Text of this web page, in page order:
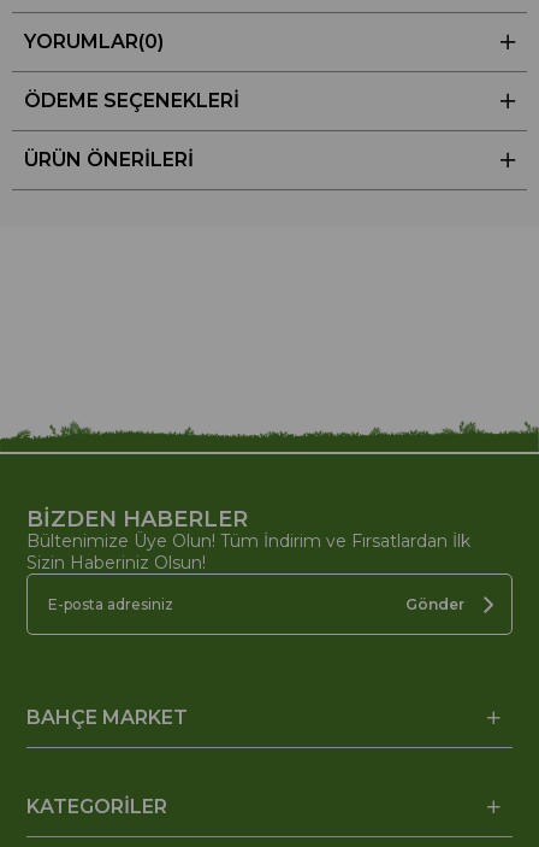
YORUMLAR(0)
ÖDEME SEÇENEKLERI
ÜRÜN ÖNERILERI
BİZDEN HABERLER
Bültenimize Üye Olun! Tüm İndirim ve Fırsatlardan İlk
Sizin Haberiniz Olsun!
Gönder
BAHÇE MARKET
KATEGORİLER